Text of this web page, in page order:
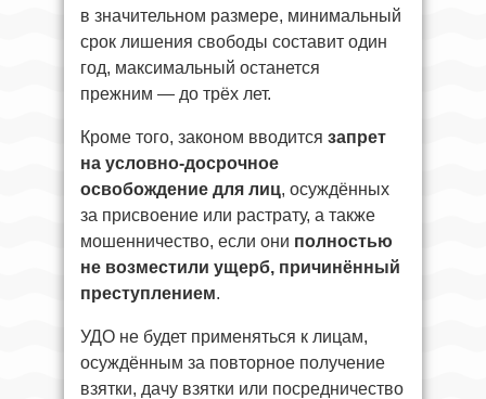
в значительном размере, минимальный
срок лишения свободы составит один
год, максимальный останется
прежним — до трёх лет.
Кроме того, законом вводится запрет
на условно-досрочное
освобождение для лиц, осуждённых
за присвоение или растрату, а также
мошенничество, если они полностью
не возместили ущерб, причинённый
преступлением.
УДО не будет применяться к лицам,
осуждённым за повторное получение
взятки, дачу взятки или посредничество